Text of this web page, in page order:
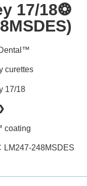
17/18❂
curettes
17/18
coating
LM247-248MSDES